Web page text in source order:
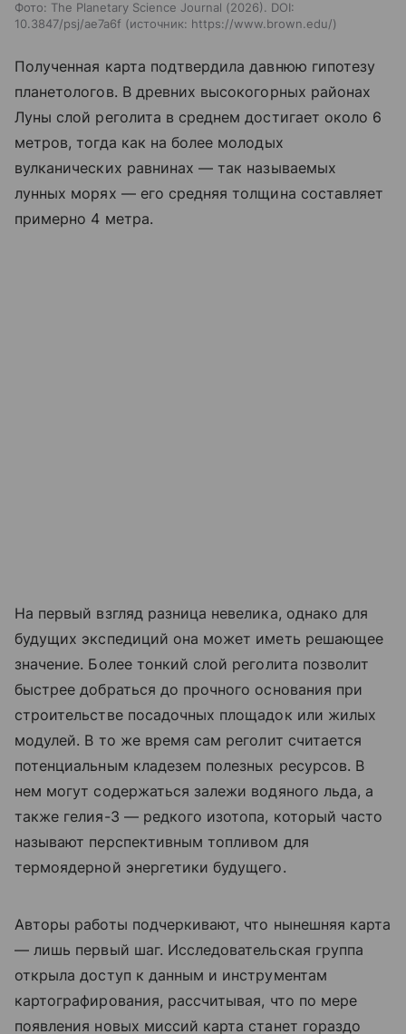
Фото: The Planetary Science Journal (2026). DOI:
10.3847/psj/ae7a6f
источник: https://www.brown.edu/
Полученная карта подтвердила давнюю гипотезу
планетологов. В древних высокогорных районах
Луны слой реголита в среднем достигает около 6
метров, тогда как на более молодых
вулканических равнинах — так называемых
лунных морях — его средняя толщина составляет
примерно 4 метра.
На первый взгляд разница невелика, однако для
будущих экспедиций она может иметь решающее
значение. Более тонкий слой реголита позволит
быстрее добраться до прочного основания при
строительстве посадочных площадок или жилых
модулей. В то же время сам реголит считается
потенциальным кладезем полезных ресурсов. В
нем могут содержаться залежи водяного льда, а
также гелия-3 — редкого изотопа, который часто
называют перспективным топливом для
термоядерной энергетики будущего.
Авторы работы подчеркивают, что нынешняя карта
— лишь первый шаг. Исследовательская группа
открыла доступ к данным и инструментам
картографирования, рассчитывая, что по мере
появления новых миссий карта станет гораздо